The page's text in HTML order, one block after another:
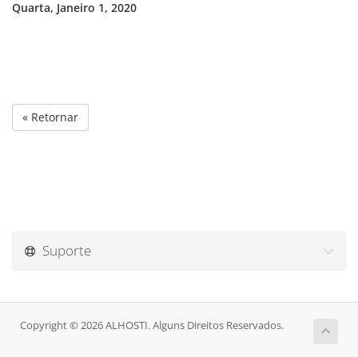
Quarta, Janeiro 1, 2020
« Retornar
Suporte
Copyright © 2026 ALHOSTI. Alguns Direitos Reservados.